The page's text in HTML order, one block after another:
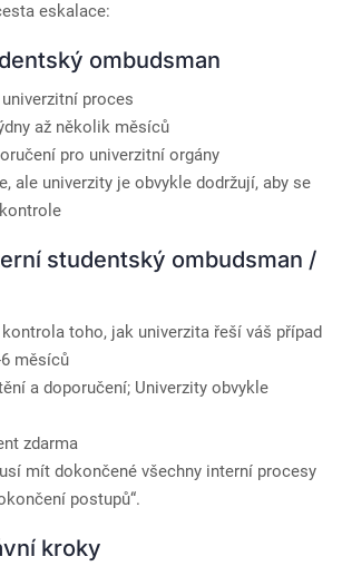
eskalace:
ombudsman
proces
až několik měsíců
pro univerzitní orgány
ale univerzity je obvykle dodržují, aby se
studentský ombudsman /
kontrola toho, jak univerzita řeší váš případ
6 měsíců
a doporučení; Univerzity obvykle
zdarma
mít dokončené všechny interní procesy
postupů“.
kroky